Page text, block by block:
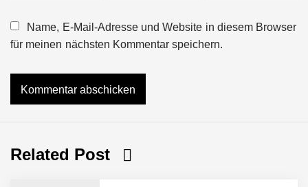
Name, E-Mail-Adresse und Website in diesem Browser
für meinen nächsten Kommentar speichern.
Related Post